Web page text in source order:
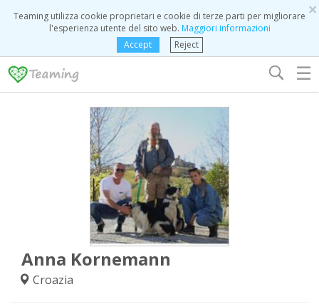
×
Teaming utilizza cookie proprietari e cookie di terze parti per migliorare
l'esperienza utente del sito web. Maggiori informazioni
Accept
Reject
☰
Anna Kornemann
Croazia